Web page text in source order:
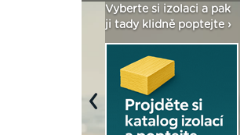
Vyberte si izolaci a pak
ji tady klidně poptejte ›
Previous